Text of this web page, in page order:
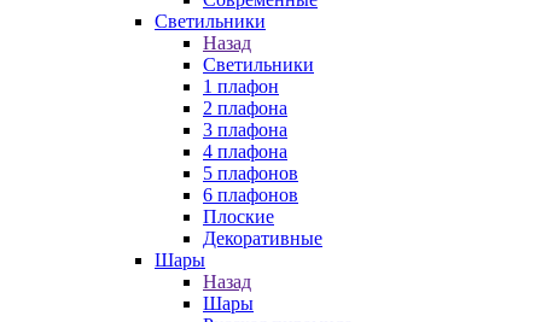
Светильники
Назад
Светильники
1 плафон
2 плафона
3 плафона
4 плафона
5 плафонов
6 плафонов
Плоские
Декоративные
Шары
Назад
Шары